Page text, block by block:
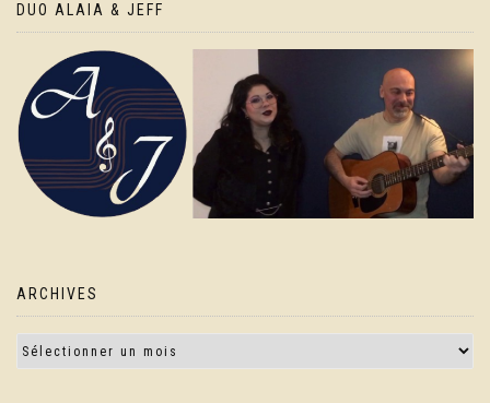
DUO ALAIA & JEFF
ARCHIVES